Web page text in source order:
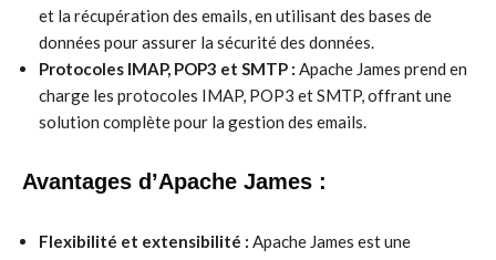
et la récupération des emails, en utilisant des bases de
données pour assurer la sécurité des données.
Protocoles IMAP, POP3 et SMTP : Apache James prend en
charge les protocoles IMAP, POP3 et SMTP, offrant une
solution complète pour la gestion des emails.
Avantages d’Apache James :
Flexibilité et extensibilité : Apache James est une